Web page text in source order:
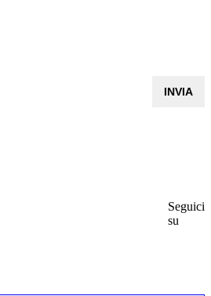
Seguici
su